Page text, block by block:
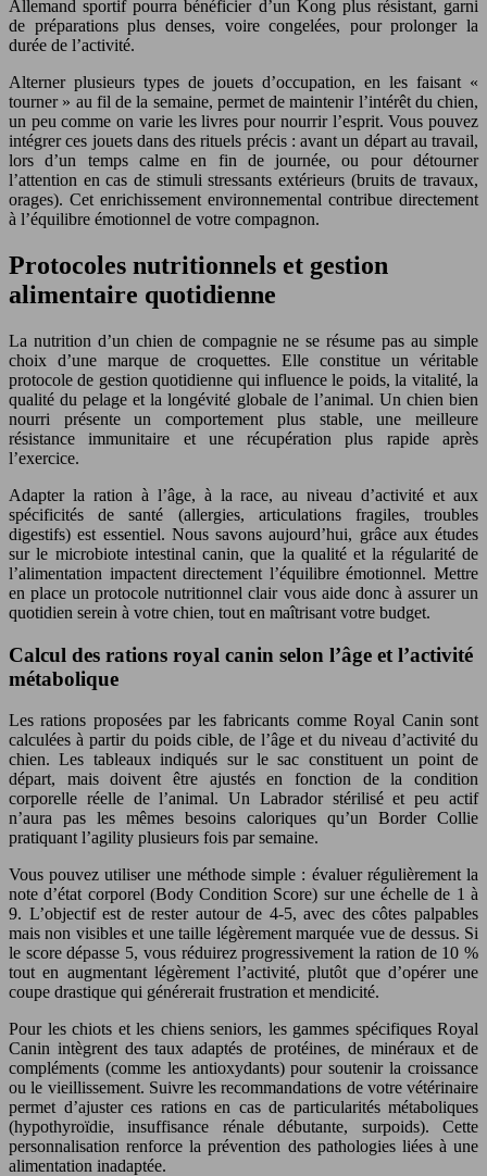
Allemand sportif pourra bénéficier d’un Kong plus résistant, garni
de préparations plus denses, voire congelées, pour prolonger la
durée de l’activité.
Alterner plusieurs types de jouets d’occupation, en les faisant «
tourner » au fil de la semaine, permet de maintenir l’intérêt du chien,
un peu comme on varie les livres pour nourrir l’esprit. Vous pouvez
intégrer ces jouets dans des rituels précis : avant un départ au travail,
lors d’un temps calme en fin de journée, ou pour détourner
l’attention en cas de stimuli stressants extérieurs (bruits de travaux,
orages). Cet enrichissement environnemental contribue directement
à l’équilibre émotionnel de votre compagnon.
Protocoles nutritionnels et gestion
alimentaire quotidienne
La nutrition d’un chien de compagnie ne se résume pas au simple
choix d’une marque de croquettes. Elle constitue un véritable
protocole de gestion quotidienne qui influence le poids, la vitalité, la
qualité du pelage et la longévité globale de l’animal. Un chien bien
nourri présente un comportement plus stable, une meilleure
résistance immunitaire et une récupération plus rapide après
l’exercice.
Adapter la ration à l’âge, à la race, au niveau d’activité et aux
spécificités de santé (allergies, articulations fragiles, troubles
digestifs) est essentiel. Nous savons aujourd’hui, grâce aux études
sur le microbiote intestinal canin, que la qualité et la régularité de
l’alimentation impactent directement l’équilibre émotionnel. Mettre
en place un protocole nutritionnel clair vous aide donc à assurer un
quotidien serein à votre chien, tout en maîtrisant votre budget.
Calcul des rations royal canin selon l’âge et l’activité
métabolique
Les rations proposées par les fabricants comme Royal Canin sont
calculées à partir du poids cible, de l’âge et du niveau d’activité du
chien. Les tableaux indiqués sur le sac constituent un point de
départ, mais doivent être ajustés en fonction de la condition
corporelle réelle de l’animal. Un Labrador stérilisé et peu actif
n’aura pas les mêmes besoins caloriques qu’un Border Collie
pratiquant l’agility plusieurs fois par semaine.
Vous pouvez utiliser une méthode simple : évaluer régulièrement la
note d’état corporel (Body Condition Score) sur une échelle de 1 à
9. L’objectif est de rester autour de 4-5, avec des côtes palpables
mais non visibles et une taille légèrement marquée vue de dessus. Si
le score dépasse 5, vous réduirez progressivement la ration de 10 %
tout en augmentant légèrement l’activité, plutôt que d’opérer une
coupe drastique qui générerait frustration et mendicité.
Pour les chiots et les chiens seniors, les gammes spécifiques Royal
Canin intègrent des taux adaptés de protéines, de minéraux et de
compléments (comme les antioxydants) pour soutenir la croissance
ou le vieillissement. Suivre les recommandations de votre vétérinaire
permet d’ajuster ces rations en cas de particularités métaboliques
(hypothyroïdie, insuffisance rénale débutante, surpoids). Cette
personnalisation renforce la prévention des pathologies liées à une
alimentation inadaptée.